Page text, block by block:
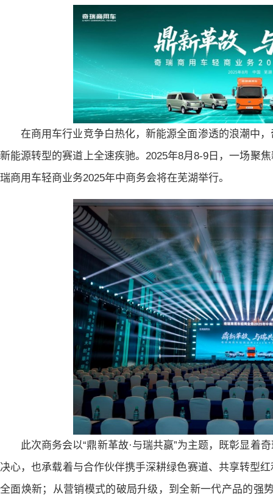
在商用车行业竞争白热化，新能源全面渗透的浪潮中
新能源转型的赛道上全速疾驰。2025年8月8-9日，一场
瑞商用车轻商业务2025年中商务会将在芜湖举行。
此次商务会以“鼎新革故·与瑞共赢”为主题，既彰显着
决心，也承载着与合作伙伴携手深耕绿色赛道、共享转型
全面焕新；从营销模式的破局升级，到全新一代产品的强